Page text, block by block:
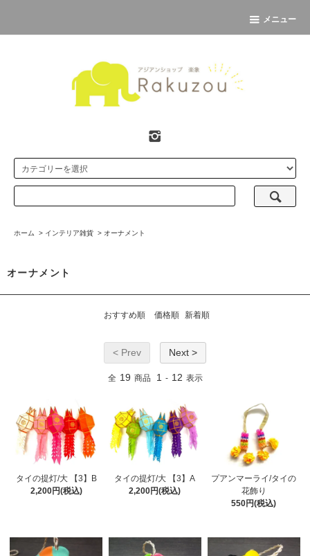
メニュー
ホーム > インテリア雑貨 > オーナメント
オーナメント
おすすめ順 価格順 新着順
< Prev Next >
全 19 商品 1 - 12 表示
タイの提灯/大 【3】B
2,200円(税込)
タイの提灯/大 【3】A
2,200円(税込)
プアンマーライ/タイの
花飾り
550円(税込)